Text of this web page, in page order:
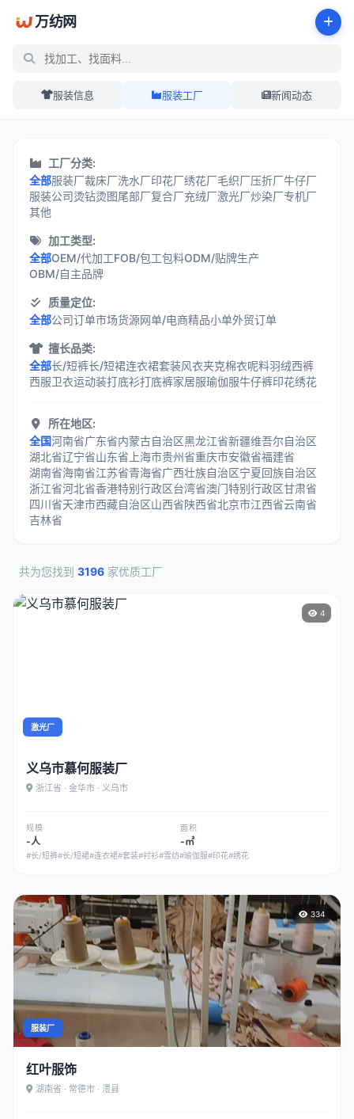
万纺网
服装信息 服装工厂 新闻动态
服装工厂展示中心 - 万纺网
工厂分类:
全部服装厂裁床厂洗水厂印花厂绣花厂毛织厂压折厂牛仔厂
服装公司烫钻烫图尾部厂复合厂充绒厂激光厂炒染厂专机厂
其他
加工类型:
全部OEM/代加工FOB/包工包料ODM/贴牌生产
OBM/自主品牌
质量定位:
全部公司订单市场货源网单/电商精品小单外贸订单
擅长品类:
全部长/短裤长/短裙连衣裙套装风衣夹克棉衣呢料羽绒西裤
西服卫衣运动装打底衫打底裤家居服瑜伽服牛仔裤印花绣花
所在地区:
全国河南省广东省内蒙古自治区黑龙江省新疆维吾尔自治区
湖北省辽宁省山东省 上海市贵州省重庆市安徽省福建省
湖南省海南省江苏省青海省广西壮族自治区宁夏回族自治区
浙江省河北省香港特别行政区台湾省澳门特别行政区甘肃省
四川省天津市西藏自治区山西省陕西省北京市江西省云南省
吉林省
共为您找到 3196 家优质工厂
4
激光厂
义乌市慕何服装厂
浙江省 · 金华市 · 义乌市
规模
-人
面积
-㎡
#长/短裤#长/短裙#连衣裙#套装#衬衫#雪纺#瑜伽服#印花#绣花
334
服装厂
红叶服饰
湖南省 · 常德市 · 澧县